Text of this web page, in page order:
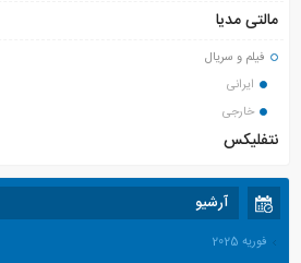
مالتی مدیا
فیلم و سریال
ایرانی
خارجی
نتفلیکس
آرشیو
فوریه 2025